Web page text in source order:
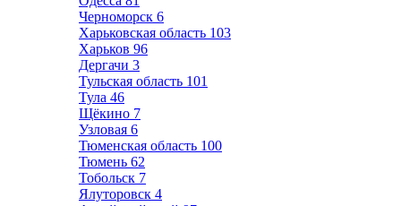
Черноморск 6
Харьковская область 103
Харьков 96
Дергачи 3
Тульская область 101
Тула 46
Щёкино 7
Узловая 6
Тюменская область 100
Тюмень 62
Тобольск 7
Ялуторовск 4